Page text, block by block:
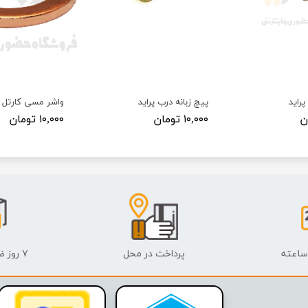
۱۰,۰۰۰ تومان
پیچ زبانه درب پراید
۱۰,۰۰۰ تومان
پرداخت در محل ۷ روز ضمانت بازگشت